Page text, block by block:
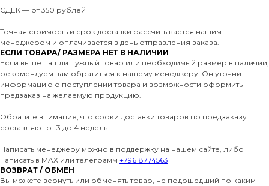
СДЕК — от 350 рублей
Точная стоимость и срок доставки рассчитывается нашим
менеджером и оплачивается в день отправления заказа.
ЕСЛИ ТОВАРА/ РАЗМЕРА НЕТ В НАЛИЧИИ
Если вы не нашли нужный товар или необходимый размер в наличии,
рекомендуем вам обратиться к нашему менеджеру. Он уточнит
информацию о поступлении товара и возможности оформить
предзаказ на желаемую продукцию.
Обратите внимание, что сроки доставки товаров по предзаказу
составляют от 3 до 4 недель.
Написать менеджеру можно в поддержку на нашем сайте, либо
написать в MAX или телеграмм +79618774563
ВОЗВРАТ / ОБМЕН
Вы можете вернуть или обменять товар, не подошедший по каким-